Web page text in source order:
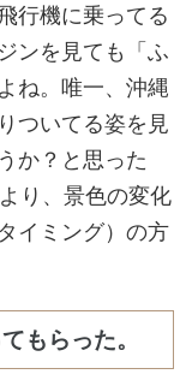
行機に乗ってる
ンを見ても「ふ
ね。唯一、沖縄
ついてる姿を見
か？と思った
り、景色の変化
イミング）の方
もらった。